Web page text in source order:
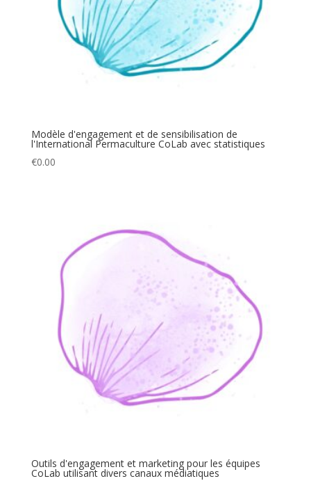
Modèle d'engagement et de sensibilisation de
l'International Permaculture CoLab avec statistiques
€0.00
Outils d'engagement et marketing pour les équipes
CoLab utilisant divers canaux médiatiques